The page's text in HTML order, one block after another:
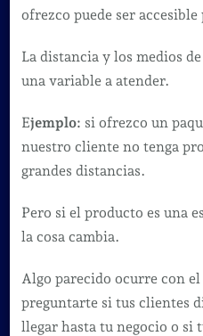
ofrezco puede ser
La distancia y los medios
una variable a atender.
Ejemplo: si ofrezco un
nuestro cliente no tenga
grandes distancias.
Pero si el producto es una
la cosa cambia.
Algo parecido ocurre con
preguntarte si tus clientes
llegar hasta tu negocio o si